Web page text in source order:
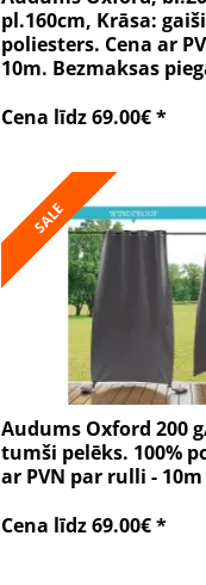
pl.160cm, Krāsa:
poliesters. Cena ar
10m. Bezmaksas
Cena līdz 69.00€ *
SALE
Audums Oxford 200
tumši pelēks. 100%
ar PVN par rulli - 10m
Cena līdz 69.00€ *